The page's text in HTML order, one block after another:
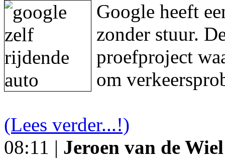
Google heeft
zonder stuur.
proefproject
om
(Lees verder...!)
08:11 | Jeroen van de Wiel